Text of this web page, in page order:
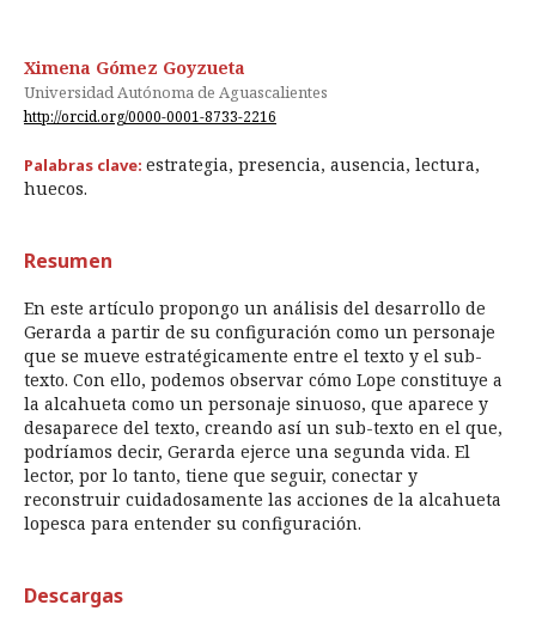
Ximena Gómez Goyzueta
Universidad Autónoma de Aguascalientes
http://orcid.org/0000-0001-8733-2216
Palabras clave: estrategia, presencia, ausencia, lectura,
huecos.
Resumen
En este artículo propongo un análisis del desarrollo de
Gerarda a partir de su configuración como un personaje
que se mueve estratégicamente entre el texto y el sub-
texto. Con ello, podemos observar cómo Lope constituye a
la alcahueta como un personaje sinuoso, que aparece y
desaparece del texto, creando así un sub-texto en el que,
podríamos decir, Gerarda ejerce una segunda vida. El
lector, por lo tanto, tiene que seguir, conectar y
reconstruir cuidadosamente las acciones de la alcahueta
lopesca para entender su configuración.
Descargas